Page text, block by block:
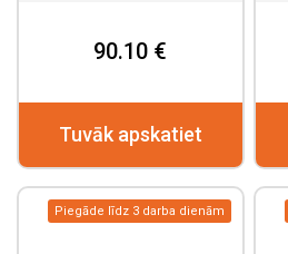
90.10 €
Tuvāk apskatiet
Piegāde līdz 3 darba dienām